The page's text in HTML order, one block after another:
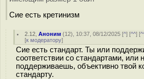
Сие есть кpетинизм
2.12 ,Аноним (12), 10:37, 08/12/2025 [^] [^^] [
[к модератору]
Сие есть стандарт. Ты или
соответствии со стандартами, или
поддерживаешь, объективно твой
стандарту.